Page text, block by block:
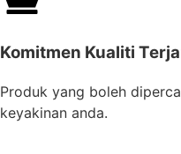
Komitmen Kualiti
Produk yang boleh
keyakinan anda.